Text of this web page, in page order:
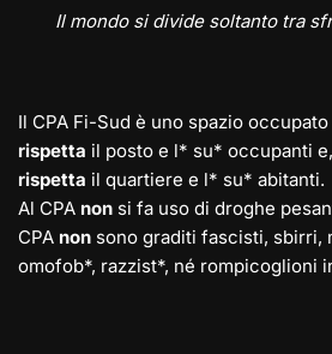
Il mondo si divide soltanto tra
Il CPA Fi-Sud è uno spazio
rispetta il posto e l* su* occupanti
rispetta il quartiere e l* su* abitanti.
Al CPA non si fa uso di droghe
CPA non sono graditi fascisti, sbirri,
omofob*, razzist*, né rompicoglioni